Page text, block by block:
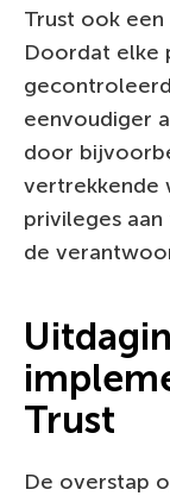
Trust ook
Doordat elke
eenvoudiger
door
vertrekkende
privileges
de
Trust
De overstap